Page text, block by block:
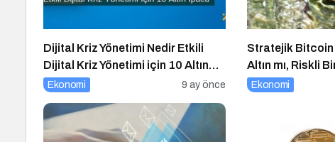
Dijital Kriz Yönetimi Nedir Etkili
Dijital Kriz Yönetimi için 10 Altın
İpucu
Ekonomi 9 ay önce
Stratejik Bitcoin
Altın mı, Riskli
Ekonomi